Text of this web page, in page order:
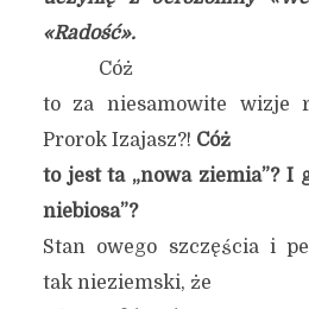
«Radość».
Cóż
to za niesamowite wizje
Prorok Izajasz?! Cóż
to jest ta „nowa ziemia”? I
niebiosa”?
Stan owego szczęścia i
tak nieziemski, że